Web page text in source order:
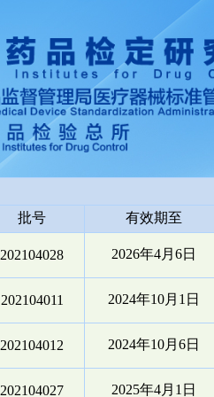
批号 有效期至
202104028 2026年4月6日
202104011 2024年10月1日
202104012 2024年10月6日
202104027 2025年4月1日